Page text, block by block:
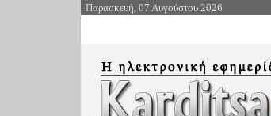
Παρασκευή, 07 Αυγούστου 2026